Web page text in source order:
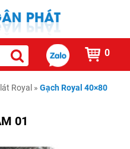
0
Royal » Gạch Royal 40×80
01